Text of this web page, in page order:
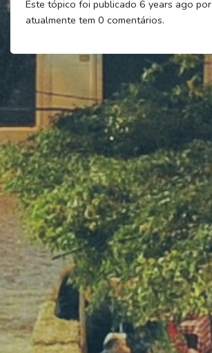
Este tópico foi publicado 6 years ago por
atualmente tem 0 comentários.